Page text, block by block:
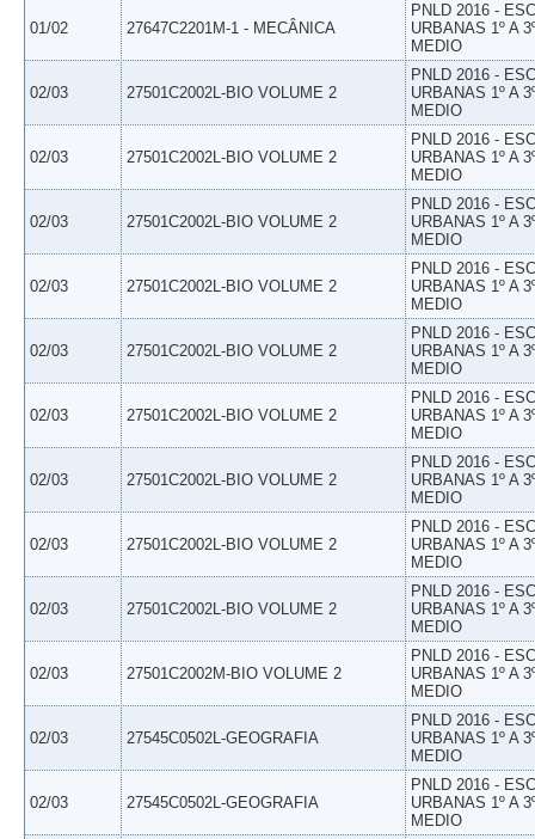
01/02 27647C2201M-1 - MECÂNICA
PNLD 2016 -
URBANAS 1º A
MEDIO
02/03 27501C2002L-BIO VOLUME 2
PNLD 2016 -
URBANAS 1º A
MEDIO
02/03 27501C2002L-BIO VOLUME 2
PNLD 2016 -
URBANAS 1º A
MEDIO
02/03 27501C2002L-BIO VOLUME 2
PNLD 2016 -
URBANAS 1º A
MEDIO
02/03 27501C2002L-BIO VOLUME 2
PNLD 2016 -
URBANAS 1º A
MEDIO
02/03 27501C2002L-BIO VOLUME 2
PNLD 2016 -
URBANAS 1º A
MEDIO
02/03 27501C2002L-BIO VOLUME 2
PNLD 2016 -
URBANAS 1º A
MEDIO
02/03 27501C2002L-BIO VOLUME 2
PNLD 2016 -
URBANAS 1º A
MEDIO
02/03 27501C2002L-BIO VOLUME 2
PNLD 2016 -
URBANAS 1º A
MEDIO
02/03 27501C2002L-BIO VOLUME 2
PNLD 2016 -
URBANAS 1º A
MEDIO
02/03 27501C2002M-BIO VOLUME 2
PNLD 2016 -
URBANAS 1º A
MEDIO
02/03 27545C0502L-GEOGRAFIA
PNLD 2016 -
URBANAS 1º A
MEDIO
02/03 27545C0502L-GEOGRAFIA
PNLD 2016 -
URBANAS 1º A
MEDIO